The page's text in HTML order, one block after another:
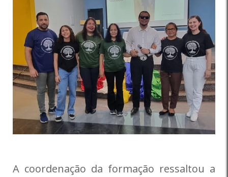
A coordenação da formação ressaltou a